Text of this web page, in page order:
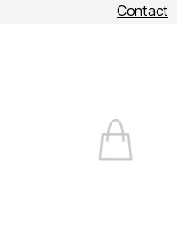
Contact